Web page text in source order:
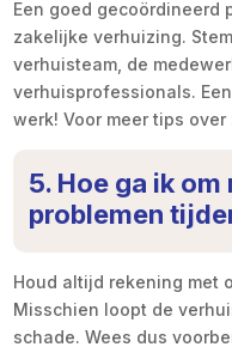
Een goed gecoördineerd
zakelijke verhuizing.
verhuisteam, de
verhuisprofessionals.
werk! Voor meer tips
5. Hoe ga ik
problemen
Houd altijd rekening met
Misschien loopt de
schade. Wees dus